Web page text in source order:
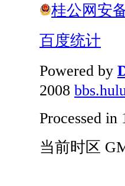
桂公网安
百度统计
Powered by
2008
Processed in
当前时区